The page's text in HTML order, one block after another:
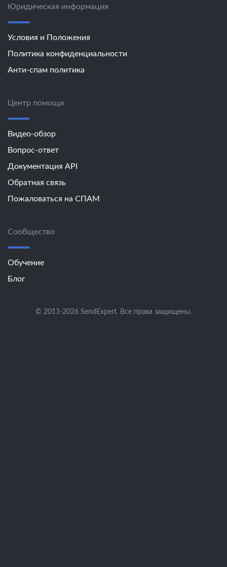
Юридическая информация
Условия и Положения
Политика конфиденциальности
Анти-спам политика
Центр помощи
Видео-обзор
Вопрос-ответ
Документация API
Обратная связь
Пожаловаться на СПАМ
Сообщество
Обучение
Блог
© 2013-2026 SendExpert. Все права защищены.